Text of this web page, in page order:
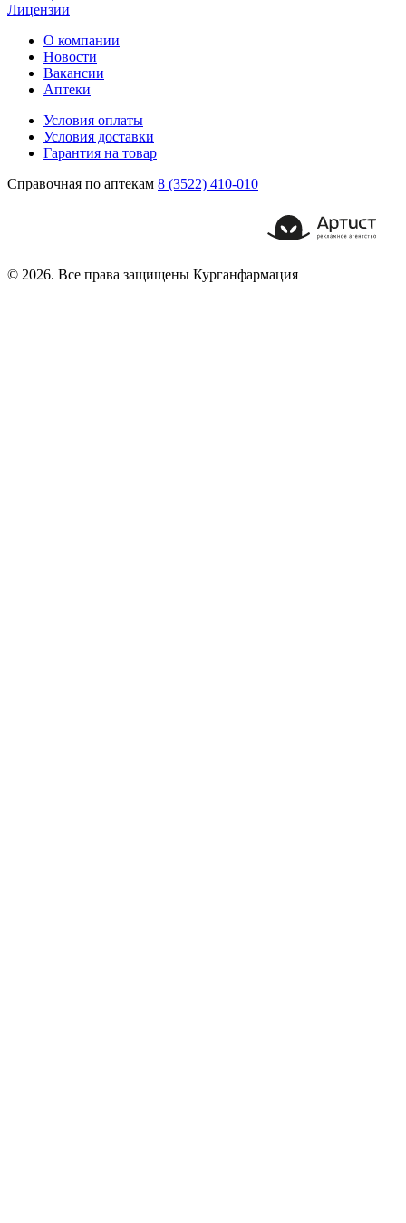
Лицензии
О компании
Новости
Вакансии
Аптеки
Условия оплаты
Условия доставки
Гарантия на товар
Справочная по аптекам 8 (3522) 410-010
© 2026. Все права защищены Курганфармация